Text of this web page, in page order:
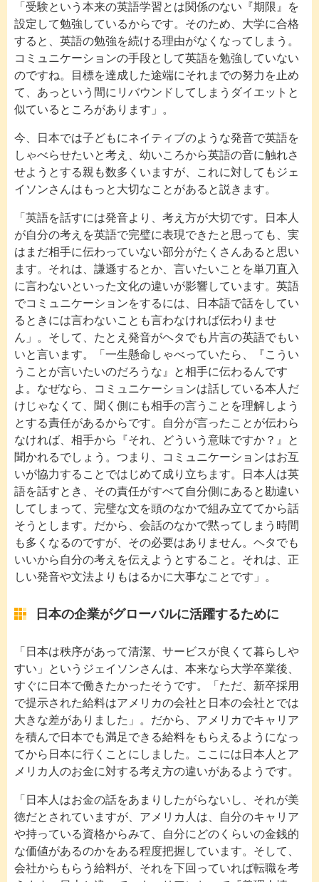
「受験という本来の英語学習とは関係のない『期限』を
設定して勉強しているからです。そのため、大学に合格
すると、英語の勉強を続ける理由がなくなってしまう。
コミュニケーションの手段として英語を勉強していない
のですね。目標を達成した途端にそれまでの努力を止め
て、あっという間にリバウンドしてしまうダイエットと
似ているところがあります」。
今、日本では子どもにネイティブのような発音で英語を
しゃべらせたいと考え、幼いころから英語の音に触れさ
せようとする親も数多くいますが、これに対してもジェ
イソンさんはもっと大切なことがあると説きます。
「英語を話すには発音より、考え方が大切です。日本人
が自分の考えを英語で完璧に表現できたと思っても、実
はまだ相手に伝わっていない部分がたくさんあると思い
ます。それは、謙遜するとか、言いたいことを単刀直入
に言わないといった文化の違いが影響しています。英語
でコミュニケーションをするには、日本語で話をしてい
るときには言わないことも言わなければ伝わりませ
ん」。そして、たとえ発音がヘタでも片言の英語でもい
いと言います。「一生懸命しゃべっていたら、『こうい
うことが言いたいのだろうな』と相手に伝わるんです
よ。なぜなら、コミュニケーションは話している本人だ
けじゃなくて、聞く側にも相手の言うことを理解しよう
とする責任があるからです。自分が言ったことが伝わら
なければ、相手から『それ、どういう意味ですか？』と
聞かれるでしょう。つまり、コミュニケーションはお互
いが協力することではじめて成り立ちます。日本人は英
語を話すとき、その責任がすべて自分側にあると勘違い
してしまって、完璧な文を頭のなかで組み立ててから話
そうとします。だから、会話のなかで黙ってしまう時間
も多くなるのですが、その必要はありません。ヘタでも
いいから自分の考えを伝えようとすること。それは、正
しい発音や文法よりもはるかに大事なことです」。
日本の企業がグローバルに活躍するために
「日本は秩序があって清潔、サービスが良くて暮らしや
すい」というジェイソンさんは、本来なら大学卒業後、
すぐに日本で働きたかったそうです。「ただ、新卒採用
で提示された給料はアメリカの会社と日本の会社とでは
大きな差がありました」。だから、アメリカでキャリア
を積んで日本でも満足できる給料をもらえるようになっ
てから日本に行くことにしました。ここには日本人とア
メリカ人のお金に対する考え方の違いがあるようです。
「日本人はお金の話をあまりしたがらないし、それが美
徳だとされていますが、アメリカ人は、自分のキャリア
や持っている資格からみて、自分にどのくらいの金銭的
な価値があるのかをある程度把握しています。そして、
会社からもらう給料が、それを下回っていれば転職を考